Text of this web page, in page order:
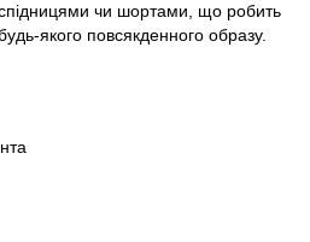
чи шортами, що робить
якого повсякденного образу.